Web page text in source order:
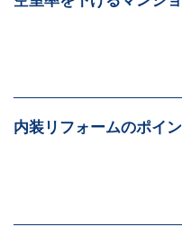
内装リフォームのポイ